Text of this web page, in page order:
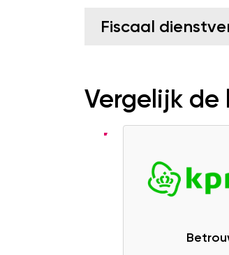
Fiscaal
Vergelijk de
Image